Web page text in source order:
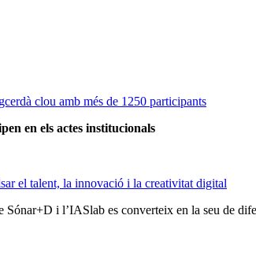
clou amb més de 1250 participants
en els actes institucionals
el talent, la innovació i la creativitat digital
i l’IASlab es converteix en la seu de